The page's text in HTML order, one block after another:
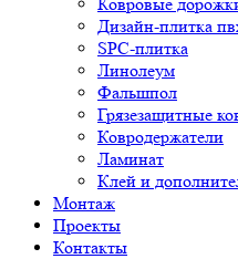
Дизайн-плитка
SPC-плитка
Линолеум
Фальшпол
Грязезащитные
Ковродержатели
Ламинат
Клей и
Монтаж
Проекты
Контакты